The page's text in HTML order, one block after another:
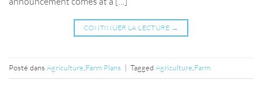
CONTINUER LA LECTURE →
Posté dans Agriculture Farm Plans | Tagged Agriculture Farm